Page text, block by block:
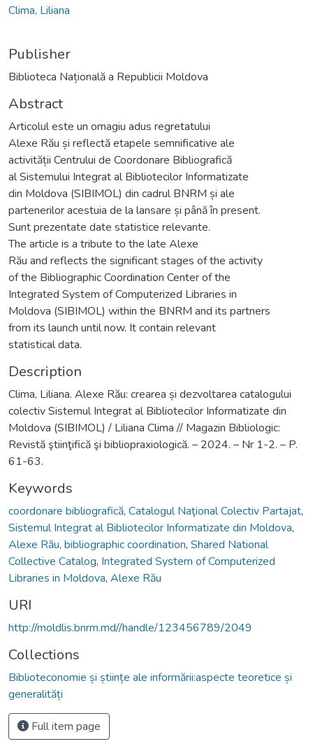
Clima, Liliana
Publisher
Biblioteca Națională a Republicii Moldova
Abstract
Articolul este un omagiu adus regretatului
Alexe Rău și reflectă etapele semnificative ale
activității Centrului de Coordonare Bibliografică
al Sistemului Integrat al Bibliotecilor Informatizate
din Moldova (SIBIMOL) din cadrul BNRM și ale
partenerilor acestuia de la lansare și până în present.
Sunt prezentate date statistice relevante.
The article is a tribute to the late Alexe
Rău and reflects the significant stages of the activity
of the Bibliographic Coordination Center of the
Integrated System of Computerized Libraries in
Moldova (SIBIMOL) within the BNRM and its partners
from its launch until now. It contain relevant
statistical data.
Description
Clima, Liliana. Alexe Rău: crearea și dezvoltarea catalogului
colectiv Sistemul Integrat al Bibliotecilor Informatizate din
Moldova (SIBIMOL) / Liliana Clima // Magazin Bibliologic:
Revistă ştiinţifică şi bibliopraxiologică. – 2024. – Nr 1-2. – P.
61-63.
Keywords
coordonare bibliografică, Catalogul Naţional Colectiv Partajat,
Sistemul Integrat al Bibliotecilor Informatizate din Moldova,
Alexe Rău, bibliographic coordination, Shared National
Collective Catalog, Integrated System of Computerized
Libraries in Moldova, Alexe Rău
URI
http://moldlis.bnrm.md//handle/123456789/2049
Collections
Biblioteconomie și științe ale informării:aspecte teoretice și
generalități
Full item page